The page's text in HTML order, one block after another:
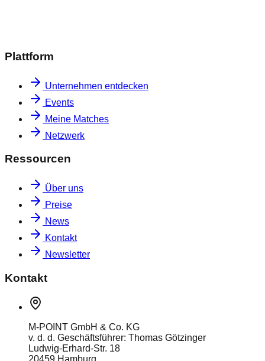
Plattform
Unternehmen entdecken
Events
Meine Matches
Netzwerk
Ressourcen
Über uns
Preise
News
Kontakt
Newsletter
Kontakt
M-POINT GmbH & Co. KG
v. d. d. Geschäftsführer: Thomas Götzinger
Ludwig-Erhard-Str. 18